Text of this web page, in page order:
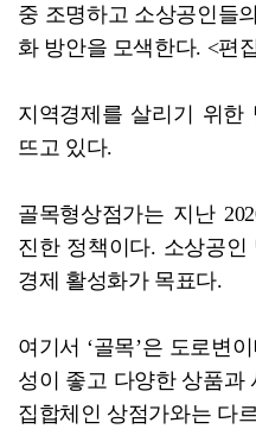
중 조명하고 소상공인들
화 방안을 모색한다. <편
지역경제를 살리기 위한
뜨고 있다.
골목형상점가는 지난
진한 정책이다. 소상공
경제 활성화가 목표다.
여기서 ‘골목’은 도로변
성이 좋고 다양한 상품과
집합체인 상점가와는 다